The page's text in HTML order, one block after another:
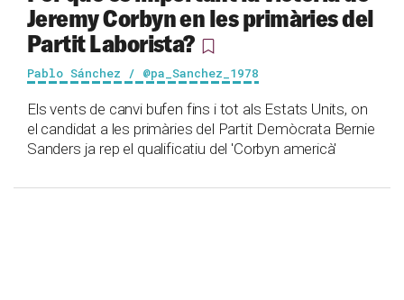
Jeremy Corbyn en les primàries del
Partit Laborista?
Pablo Sánchez / @pa_Sanchez_1978
Els vents de canvi bufen fins i tot als Estats Units, on
el candidat a les primàries del Partit Demòcrata Bernie
Sanders ja rep el qualificatiu del 'Corbyn americà'